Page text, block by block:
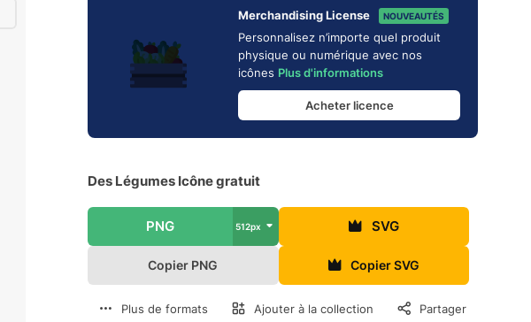
Merchandising License NOUVEAUTÉS
Personnalisez n’importe quel produit
physique ou numérique avec nos
icônes Plus d'informations
Acheter licence
Des Légumes Icône gratuit
PNG 512px SVG
Copier PNG Copier SVG
Plus de formats Ajouter à la collection Partager